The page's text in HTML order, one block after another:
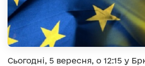
Сьогодні, 5 вересня, о 12:15 у